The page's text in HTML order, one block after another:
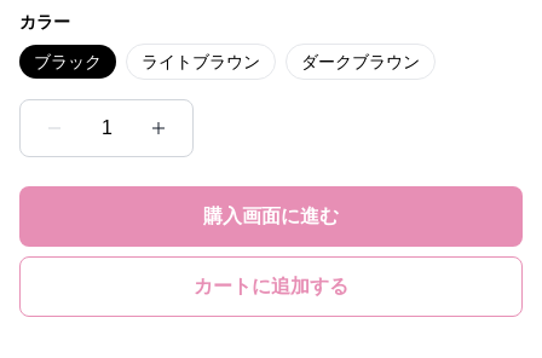
カラー
ブラック ライトブラウン ダークブラウン
1
購入画面に進む
カートに追加する